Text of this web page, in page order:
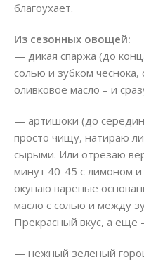
благоухает.
Из сезонных овощей:
— дикая спаржа (до
солью и зубком чеснока,
оливковое масло – и
— артишоки (до
просто чищу, натираю
сырыми. Или отрезаю
минут 40-45 с лимоном
окунаю вареные
масло с солью и между
Прекрасный вкус, а еще
— нежный зеленый